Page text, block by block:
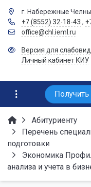
г. Набережные
+7 (8552) 32-18-43 ,
office@chl.ieml.ru
Версия для
Личный кабинет КИУ
Абитуриенту
Перечень
подготовки
Экономика
анализа и учета в